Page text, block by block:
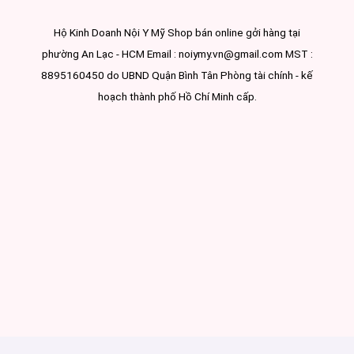
Hộ Kinh Doanh Nội Y Mỹ Shop bán online gởi hàng tại
phường An Lạc - HCM Email : noiymy.vn@gmail.com MST :
8895160450 do UBND Quận Bình Tân Phòng tài chính - kế
hoạch thành phố Hồ Chí Minh cấp.